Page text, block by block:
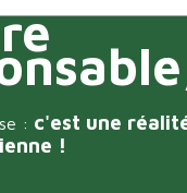
: c'est une
!